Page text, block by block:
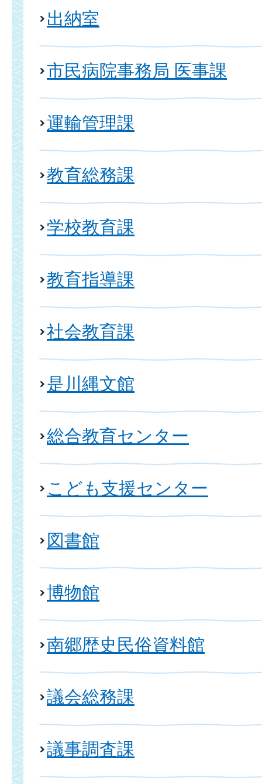
出納室
市民病院事務局 医事課
運輸管理課
教育総務課
学校教育課
教育指導課
社会教育課
是川縄文館
総合教育センター
こども支援センター
図書館
博物館
南郷歴史民俗資料館
議会総務課
議事調査課